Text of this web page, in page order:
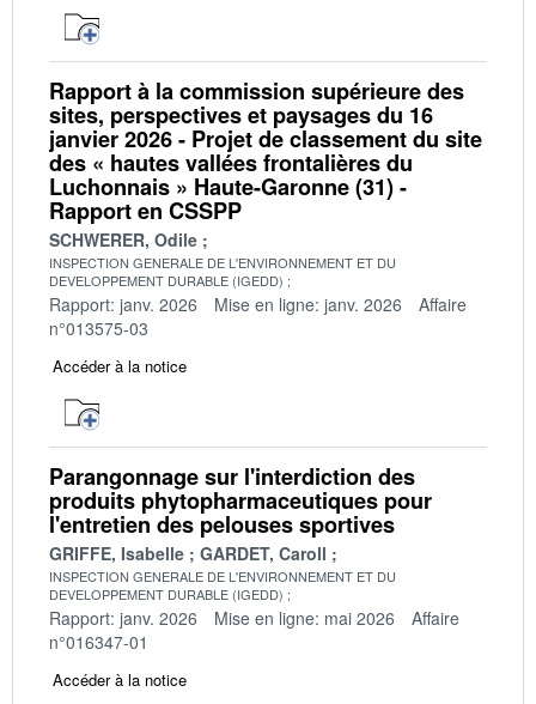
Rapport à la commission supérieure des
sites, perspectives et paysages du 16
janvier 2026 - Projet de classement du site
des « hautes vallées frontalières du
Luchonnais » Haute-Garonne (31) -
Rapport en CSSPP
SCHWERER, Odile
INSPECTION GENERALE DE L'ENVIRONNEMENT ET DU
DEVELOPPEMENT DURABLE (IGEDD)
Rapport: janv. 2026 Mise en ligne: janv. 2026
Affaire
n°013575-03
Accéder à la notice
Parangonnage sur l'interdiction des
produits phytopharmaceutiques pour
l'entretien des pelouses sportives
GRIFFE, Isabelle GARDET, Caroll
INSPECTION GENERALE DE L'ENVIRONNEMENT ET DU
DEVELOPPEMENT DURABLE (IGEDD)
Rapport: janv. 2026 Mise en ligne: mai 2026
Affaire
n°016347-01
Accéder à la notice